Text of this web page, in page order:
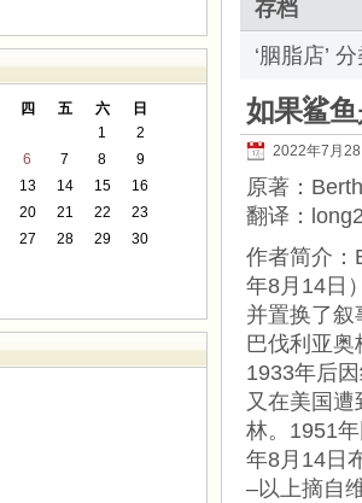
存档
‘胭脂店’
如果鲨
2022年7月
原著：
翻译：
作者简介：
年8月14日
并置换了叙
巴伐利亚
1933年后
又在美国
林。1951
年8月14日
–以上摘自
四 五 六 日
1
2
6 7 8
9
13 14 15
16
20 21 22
23
27 28 29
30